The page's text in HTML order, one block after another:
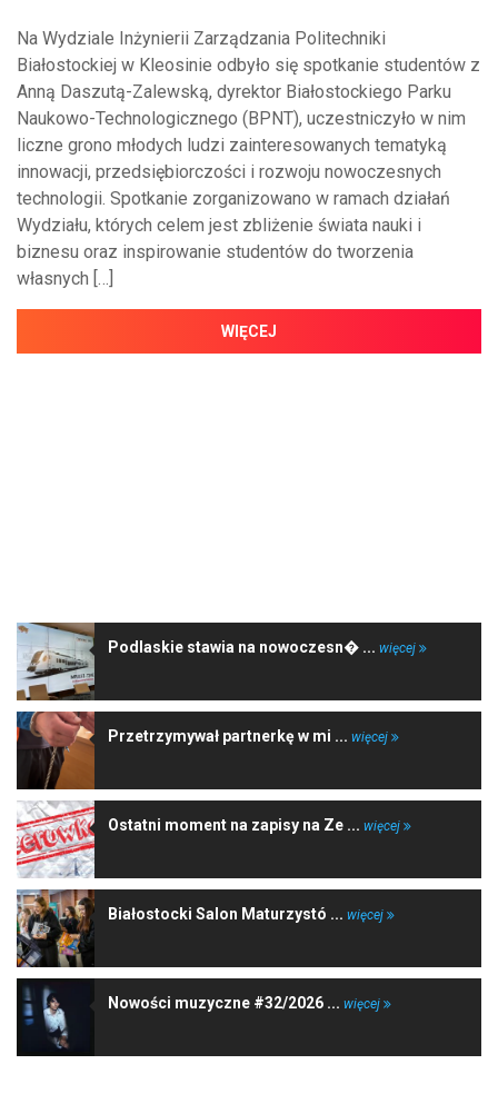
Na Wydziale Inżynierii Zarządzania Politechniki
Białostockiej w Kleosinie odbyło się spotkanie studentów z
Anną Daszutą-Zalewską, dyrektor Białostockiego Parku
Naukowo-Technologicznego (BPNT), uczestniczyło w nim
liczne grono młodych ludzi zainteresowanych tematyką
innowacji, przedsiębiorczości i rozwoju nowoczesnych
technologii. Spotkanie zorganizowano w ramach działań
Wydziału, których celem jest zbliżenie świata nauki i
biznesu oraz inspirowanie studentów do tworzenia
własnych […]
WIĘCEJ
Podlaskie stawia na nowoczesn� ... więcej
Przetrzymywał partnerkę w mi ... więcej
Ostatni moment na zapisy na Ze ... więcej
Białostocki Salon Maturzystó ... więcej
Nowości muzyczne #32/2026 ... więcej